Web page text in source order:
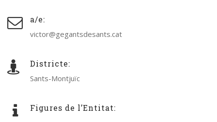
a/e:
victor@gegantsdesants.cat
Districte:
Sants-Montjuïc
Figures de l’Entitat: